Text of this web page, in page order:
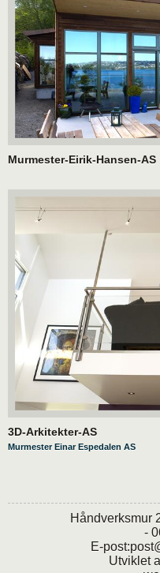
Murmester-Eirik-Hansen-AS
3D-Arkitekter-AS
Murmester Einar Espedalen AS
Håndverksmur
-
E-post:
Utviklet